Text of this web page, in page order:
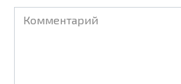
Комментарий